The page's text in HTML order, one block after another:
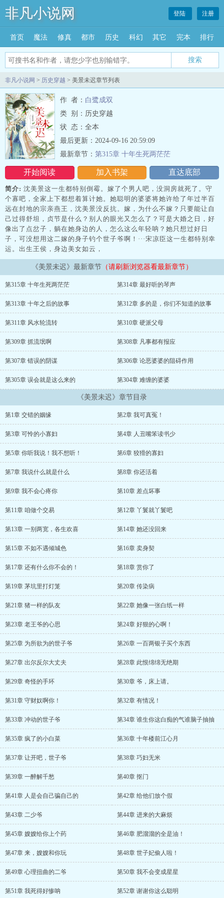
非凡小说网
搜索
登陆 注册
首页 魔法 修真 都市 历史 科幻 其它 完本 排行
非凡小说网 > 历史穿越 > 美景未迟章节列表
作 者： 白鹭成双
类 别：历史穿越
状 态：全本
开始阅读 加入书架 直达底部
最后更新：2024-09-16 20:59:09
最新章节： 第315章 十年生死两茫茫
简介: 沈美景这一生都特别倒霉。嫁了个男人吧，没洞房就死了。守
个寡吧，全家上下都想着算计她。她聪明的婆婆将她许给了年过半百
远在封地的宗亲燕王，沈美景没反抗。嫁，为什么不嫁？只要能让自
己过得舒坦，贞节是什么？别人的眼光又怎么了？可是大婚之日，好
像出了点岔子，躺在她身边的人，怎么这么年轻呐？她只想过好日
子，可没想用这二嫁的身子钓个世子爷啊！···宋凉臣这一生都特别幸
运。出生王侯，身边美女如云，
《美景未迟》最新章节 （请刷新浏览器看最新章节）
第315章 十年生死两茫茫 第314章 最好听的琴声
第313章 十年之后的故事 第312章 多的是，你们不知道的故事
第311章 风水轮流转 第310章 硬派父母
第309章 抓流氓啊 第308章 凡事都有报应
第307章 错误的阴谋 第306章 论恶婆婆的阻碍作用
第305章 误会就是这么来的 第304章 难缠的婆婆
《美景未迟》章节目录
第1章 交错的姻缘 第2章 我可真冤！
第3章 可怜的小寡妇 第4章 人丑嘴笨读书少
第5章 你听我说！我不想听！ 第6章 狡猾的寡妇
第7章 我说什么就是什么 第8章 你还活着
第9章 我不会心疼你 第10章 差点坏事
第11章 咱做个交易 第12章 丫鬟就丫鬟吧
第13章 一别两宽，各生欢喜 第14章 她还没回来
第15章 不如不遇倾城色 第16章 卖身契
第17章 还有什么你不会的！ 第18章 赏你了
第19章 茅坑里打灯笼 第20章 传染病
第21章 猪一样的队友 第22章 她像一张白纸一样
第23章 老王爷的心思 第24章 好狠的心啊！
第25章 为所欲为的世子爷 第26章 一百两银子买个东西
第27章 出尔反尔大丈夫 第28章 此恨绵绵无绝期
第29章 奇怪的手环 第30章 爷，床上请。
第31章 守财奴啊你！ 第32章 有情况！
第33章 冲动的世子爷 第34章 谁生你这白痴的气谁脑子抽抽
第35章 疯了的小白菜 第36章 十年楼前江心月
第37章 让开吧，世子爷 第38章 巧妇无米
第39章 一醉解千愁 第40章 抠门
第41章 人是会自己骗自己的 第42章 给他们放个假
第43章 二少爷 第44章 进来的大麻烦
第45章 嫂嫂给你上个药 第46章 肥溜溜的全是油！
第47章 来，嫂嫂和你玩 第48章 世子妃偷人啦！
第49章 心理扭曲的二爷 第50章 我不会变成星星
第51章 我死得好惨呐 第52章 谢谢你这么聪明